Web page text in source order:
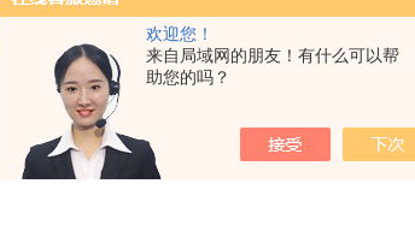
欢迎您！
来自局域网的朋友！有什么可以帮
助您的吗？